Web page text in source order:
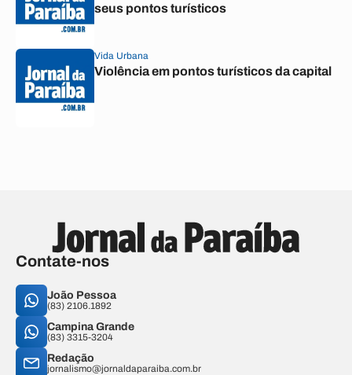
seus pontos turísticos
Vida Urbana
Violência em pontos turísticos da capital
Contate-nos
João Pessoa
(83) 2106.1892
Campina Grande
(83) 3315-3204
Redação
jornalismo@jornaldaparaiba.com.br